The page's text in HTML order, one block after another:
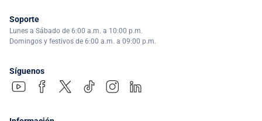
Soporte
Lunes a Sábado de 6:00 a.m. a 10:00 p.m.
Domingos y festivos de 6:00 a.m. a 09:00 p.m.
Síguenos